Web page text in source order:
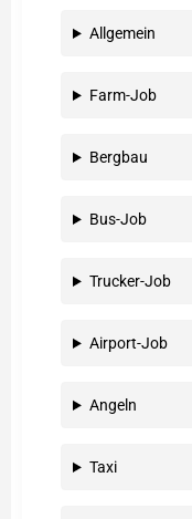
Allgemein
Farm-Job
Bergbau
Bus-Job
Trucker-Job
Airport-Job
Angeln
Taxi